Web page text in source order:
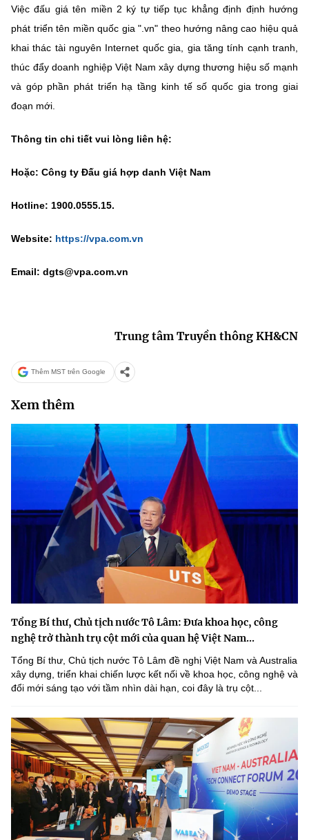
Việc đấu giá tên miền 2 ký tự tiếp tục khẳng định định hướng
phát triển tên miền quốc gia ".vn" theo hướng nâng cao hiệu quả
khai thác tài nguyên Internet quốc gia, gia tăng tính cạnh tranh,
thúc đẩy doanh nghiệp Việt Nam xây dựng thương hiệu số mạnh
và góp phần phát triển hạ tầng kinh tế số quốc gia trong giai
đoạn mới.
Thông tin chi tiết vui lòng liên hệ:
Hoặc: Công ty Đấu giá hợp danh Việt Nam
Hotline: 1900.0555.15.
Website: https://vpa.com.vn
Email: dgts@vpa.com.vn
Trung tâm Truyền thông KH&CN
Thêm MST trên Google
Xem thêm
Tổng Bí thư, Chủ tịch nước Tô Lâm: Đưa khoa học, công
nghệ trở thành trụ cột mới của quan hệ Việt Nam...
Tổng Bí thư, Chủ tịch nước Tô Lâm đề nghị Việt Nam và Australia
xây dựng, triển khai chiến lược kết nối về khoa học, công nghệ và
đổi mới sáng tạo với tầm nhìn dài hạn, coi đây là trụ cột...